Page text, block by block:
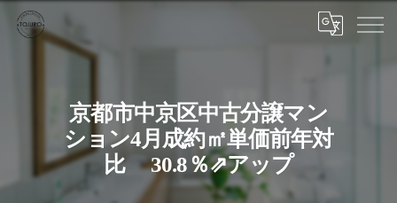
京都市中京区中古分譲マン
ション4月成約㎡単価前年対
比 30.8％⇗アップ